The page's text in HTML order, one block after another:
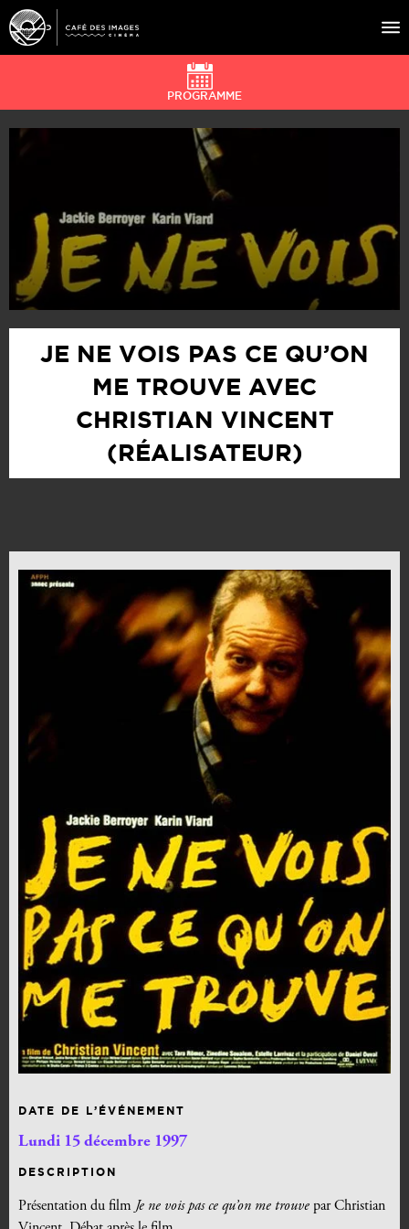
À L’AFFICHE
ÉVÉNEMENTS
CAFÉ DU CINÉ
PRATIQUE
ÉDUCATION AUX IMAGES
PROGRAMME
JE NE VOIS PAS CE QU’ON
ME TROUVE AVEC
CHRISTIAN VINCENT
(RÉALISATEUR)
DATE DE L’ÉVÉNEMENT
Lundi 15 décembre 1997
DESCRIPTION
Présentation du film Je ne vois pas ce qu’on me trouve par Christian